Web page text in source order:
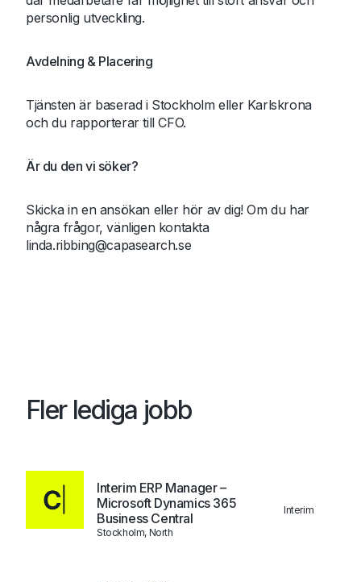
personlig utveckling.
Avdelning & Placering
Tjänsten är baserad i Stockholm eller Karlskrona
och du rapporterar till CFO.
Är du den vi söker?
Skicka in en ansökan eller hör av dig! Om du har
några frågor, vänligen kontakta
linda.ribbing@capasearch.se
Fler lediga jobb
Interim ERP Manager –
Microsoft Dynamics 365
Business Central
Stockholm, North
Interim